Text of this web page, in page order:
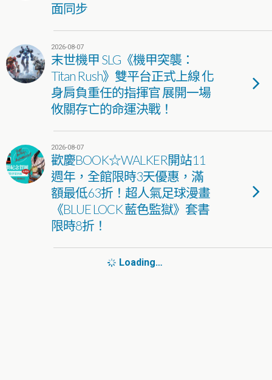
面同步
2026-08-07
末世機甲 SLG《機甲突襲：
Titan Rush》雙平台正式上線 化
身肩負重任的指揮官 展開一場
攸關存亡的命運決戰！
2026-08-07
歡慶BOOK☆WALKER開站11
週年，全館限時3天優惠，滿
額最低63折！超人氣足球漫畫
《BLUE LOCK 藍色監獄》套書
限時8折！
Loading…